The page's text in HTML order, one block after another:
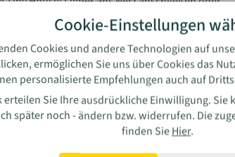
autark sein? Wir zeigen dir die Vor- und
der verschiedenen Versorgungs-Optionen.
Bosler
Jun 2026
Mehr lesen
Cookie-Einstellungen
Cookies und andere Technologien auf
ermöglichen Sie uns über Cookies das
personalisierte Empfehlungen auch auf
erteilen Sie Ihre ausdrückliche Einwilligung. Sie
später noch - ändern bzw. widerrufen. Die
finden SieHier.